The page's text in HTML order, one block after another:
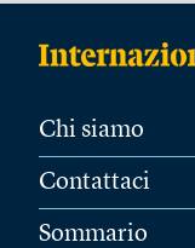
Chi siamo
Contattaci
Sommario